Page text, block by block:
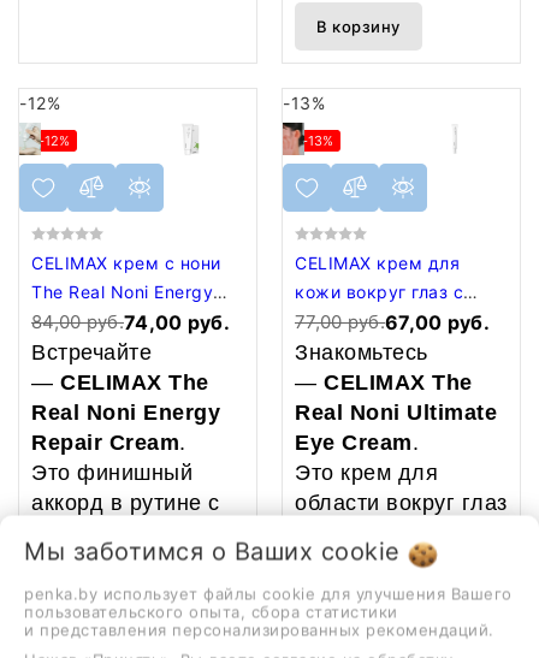
В корзину
-12%
-12%
CELIMAX крем с нони
The Real Noni Energy
Repair Cream, 50 мл
84,00 руб.74,00 руб.
Встречайте
— CELIMAX The
Real Noni Energy
Repair Cream.
Это финишный
аккорд в рутине с
подготовил,
ампула зарядила
энергией, а крем
— чинит. Он
-13%
-13%
CELIMAX крем для
кожи вокруг глаз с
нони The Real Noni
Ultimate Eye Cream, 20
77,00 руб.67,00 руб.
Знакомьтесь
— CELIMAX The
Real Noni Ultimate
Eye Cream.
Это крем для
области вокруг глаз
самымэкстрактом
нони , который я
уже вам
показывала в
Мы заботимся о Ваших cookie
penka.by использует файлы cookie для улучшения Вашего
пользовательского опыта, сбора статистики
и представления персонализированных рекомендаций.